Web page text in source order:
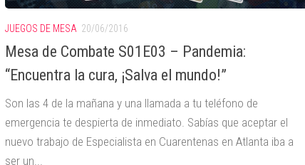
JUEGOS DE MESA 20/06/2016
Mesa de Combate S01E03 – Pandemia:
“Encuentra la cura, ¡Salva el mundo!”
Son las 4 de la mañana y una llamada a tu teléfono de
emergencia te despierta de inmediato. Sabías que aceptar el
nuevo trabajo de Especialista en Cuarentenas en Atlanta iba a
ser un...